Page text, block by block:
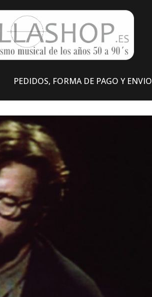
PEDIDOS, FORMA DE PAGO Y ENVIO